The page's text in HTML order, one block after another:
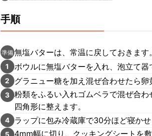
手順
準備無塩バターは、常温に戻しておきま
1 ボウルに無塩バターを入れ、泡立て器
2 グラニュー糖を加え混ぜ合わせたら卵
3 粉類をふるい入れゴムベラで混ぜ合
四角形に整えます。
4 ラップに包み冷蔵庫で30分ほど寝かせ
5
4mm幅に切り、クッキングシートを